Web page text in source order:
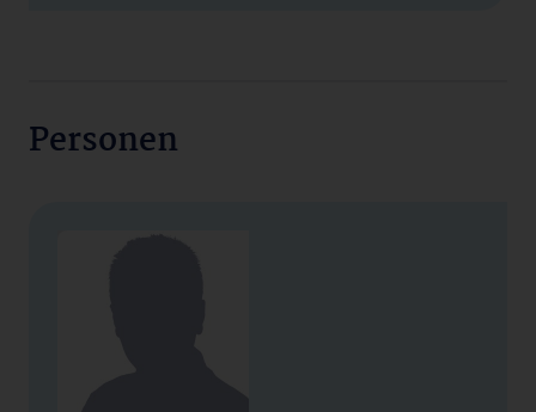
Personen